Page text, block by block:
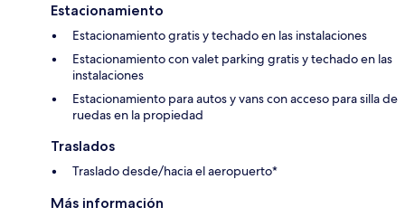
Estacionamiento
Estacionamiento gratis y techado en las instalaciones
Estacionamiento con valet parking gratis y techado en las
instalaciones
Estacionamiento para autos y vans con acceso para silla de
ruedas en la propiedad
Traslados
Traslado desde/hacia el aeropuerto*
Más información